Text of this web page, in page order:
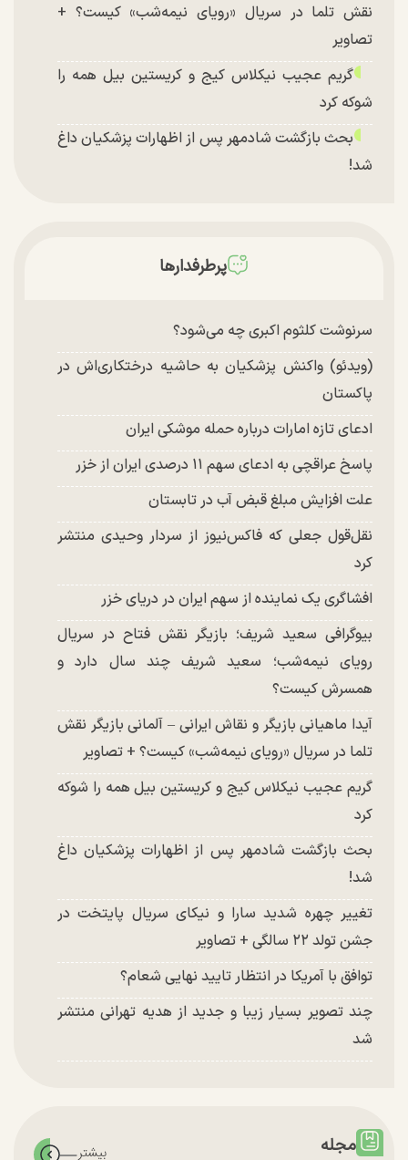
نقش تلما در سریال «رویای نیمه‌شب» کیست؟ +
تصاویر
گریم عجیب نیکلاس کیج و کریستین بیل همه را
شوکه کرد
بحث بازگشت شادمهر پس از اظهارات پزشکیان داغ
شد!
توافق با آمریکا در انتظار تایید نهایی شعام؟
شد
پرطرفدارها
سرنوشت کلثوم اکبری چه می‌شود؟
(ویدئو) واکنش پزشکیان به حاشیه درختکاری‌اش در
پاکستان
ادعای تازه امارات درباره حمله موشکی ایران
پاسخ عراقچی به ادعای سهم ۱۱ درصدی ایران از خزر
علت افزایش مبلغ قبض آب در تابستان
نقل‌قول جعلی که فاکس‌نیوز از سردار وحیدی منتشر
کرد
افشاگری یک نماینده از سهم ایران در دریای خزر
بیوگرافی سعید شریف؛ بازیگر نقش فتاح در سریال
رویای نیمه‌شب؛ سعید شریف چند سال دارد و
همسرش کیست؟
آیدا ماهیانی بازیگر و نقاش ایرانی – آلمانی بازیگر نقش
تلما در سریال «رویای نیمه‌شب» کیست؟ + تصاویر
گریم عجیب نیکلاس کیج و کریستین بیل همه را شوکه
کرد
بحث بازگشت شادمهر پس از اظهارات پزشکیان داغ
شد!
تغییر چهره شدید سارا و نیکای سریال پایتخت در
جشن تولد ۲۲ سالگی + تصاویر
توافق با آمریکا در انتظار تایید نهایی شعام؟
چند تصویر بسیار زیبا و جدید از هدیه تهرانی منتشر
شد
مجله